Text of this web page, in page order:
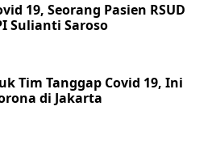
19, Seorang Pasien RSUD
Sulianti Saroso
Tim Tanggap Covid 19, Ini
di Jakarta